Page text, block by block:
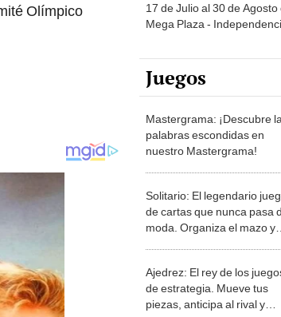
Olímpico
17 de Julio al 30 de Agosto
Mega Plaza -
Juegos
Mastergrama: ¡Descubre
palabras escondidas en
nuestro Mastergrama!
Solitario: El legendario
de cartas que nunca pasa
moda. Organiza el mazo y
Ajedrez: El rey de los
de estrategia. Mueve tus
piezas, anticipa al rival y